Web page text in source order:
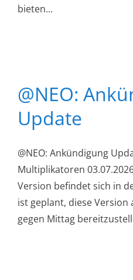
bieten...
@NEO:
Update
@NEO: Ankündigung
Multiplikatoren
Version befindet sich in
ist geplant, diese Version
gegen Mittag